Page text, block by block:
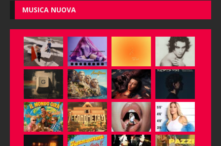
MUSICA NUOVA